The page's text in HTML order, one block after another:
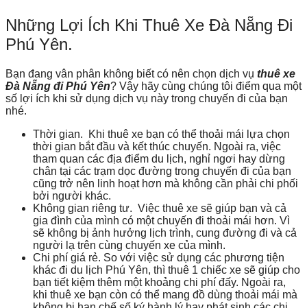
Những Lợi Ích Khi Thuê Xe Đà Nẵng Đi
Phú Yên.
Bạn đang vân phân không biết có nên chọn dịch vụ thuê xe
Đà Nẵng đi Phú Yên? Vậy hãy cùng chúng tôi điểm qua một
số lợi ích khi sử dụng dịch vụ này trong chuyến đi của bạn
nhé.
Thời gian. Khi thuê xe bạn có thể thoải mái lựa chọn
thời gian bắt đầu và kết thúc chuyến. Ngoài ra, việc
tham quan các địa điểm du lịch, nghỉ ngơi hay dừng
chân tại các trạm dọc đường trong chuyến đi của bạn
cũng trở nên linh hoạt hơn mà không cần phải chi phối
bởi người khác.
Không gian riêng tư. Việc thuê xe sẽ giúp bạn và cả
gia đình của mình có một chuyến đi thoải mái hơn. Vì
sẽ không bị ảnh hưởng lịch trình, cung đường đi và cả
người lạ trên cùng chuyến xe của mình.
Chi phí giá rẻ. So với việc sử dụng các phương tiện
khác đi du lịch Phú Yên, thì thuê 1 chiếc xe sẽ giúp cho
bạn tiết kiệm thêm một khoảng chi phí đấy. Ngoài ra,
khi thuê xe bạn còn có thể mang đồ dùng thoải mái mà